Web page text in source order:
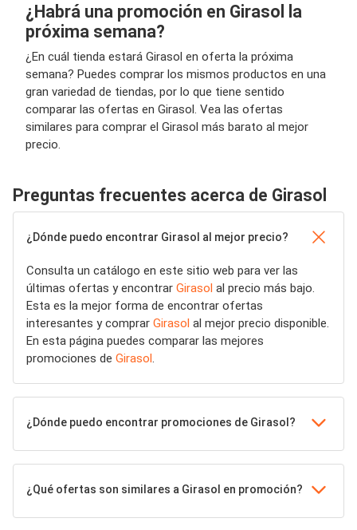
¿Habrá una promoción en Girasol la
próxima semana?
¿En cuál tienda estará Girasol en oferta la próxima
semana? Puedes comprar los mismos productos en una
gran variedad de tiendas, por lo que tiene sentido
comparar las ofertas en Girasol. Vea las ofertas
similares para comprar el Girasol más barato al mejor
precio.
Preguntas frecuentes acerca de Girasol
¿Dónde puedo encontrar Girasol al mejor precio?
Consulta un catálogo en este sitio web para ver las
últimas ofertas y encontrar Girasol al precio más bajo.
Esta es la mejor forma de encontrar ofertas
interesantes y comprar Girasol al mejor precio disponible.
En esta página puedes comparar las mejores
promociones de Girasol
¿Dónde puedo encontrar promociones de Girasol?
¿Qué ofertas son similares a Girasol en promoción?